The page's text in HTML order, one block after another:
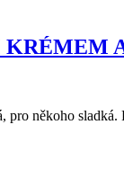
někoho